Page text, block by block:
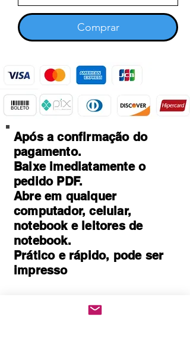
Comprar
Após a confirmação do
pagamento.
Baixe imediatamente o
pedido PDF.
Abre em qualquer
computador, celular,
notebook e leitores de
notebook.
Prático e rápido, pode ser
impresso